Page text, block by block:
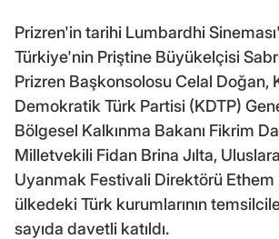
Prizren'in tarihi Lumbardhi
Türkiye'nin Priştine Büyükelçisi Sabri
Prizren Başkonsolosu Celal Doğan,
Demokratik Türk Partisi (KDTP)
Bölgesel Kalkınma Bakanı Fikrim
Milletvekili Fidan Brina Jılta,
Uyanmak Festivali Direktörü
ülkedeki Türk kurumlarının
sayıda davetli katıldı.